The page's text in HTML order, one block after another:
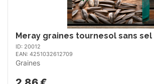
Meray graines tournesol sans
ID: 20012
EAN: 4251032612709
Graines